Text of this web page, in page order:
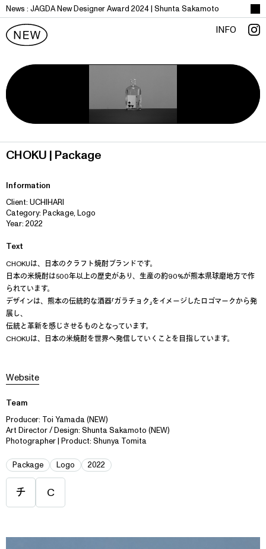
News : JAGDANewDesignerAward 2024| ShuntaSakamoto
INFO
CHOKU | Package
Information
Client: UCHIHARI
Category: Package, Logo
Year: 2022
Text
CHOKUは、日本のクラフト焼酎ブランドです。
日本の米焼酎は500年以上の歴史があり、生産の約90%が熊本県球磨地方で作
られています。
デザインは、熊本の伝統的な酒器「ガラチョク」をイメージしたロゴマークから発
展し、
伝統と革新を感じさせるものとなっています。
CHOKUは、日本の米焼酎を世界へ発信していくことを目指しています。
Website
Team
Producer: Toi Yamada (NEW)
Art Director / Design: Shunta Sakamoto (NEW)
Photographer | Product: Shunya Tomita
Package Logo 2022
チ C